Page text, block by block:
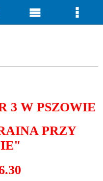
3 W PSZOWIE
PRZY
Menu
Menu